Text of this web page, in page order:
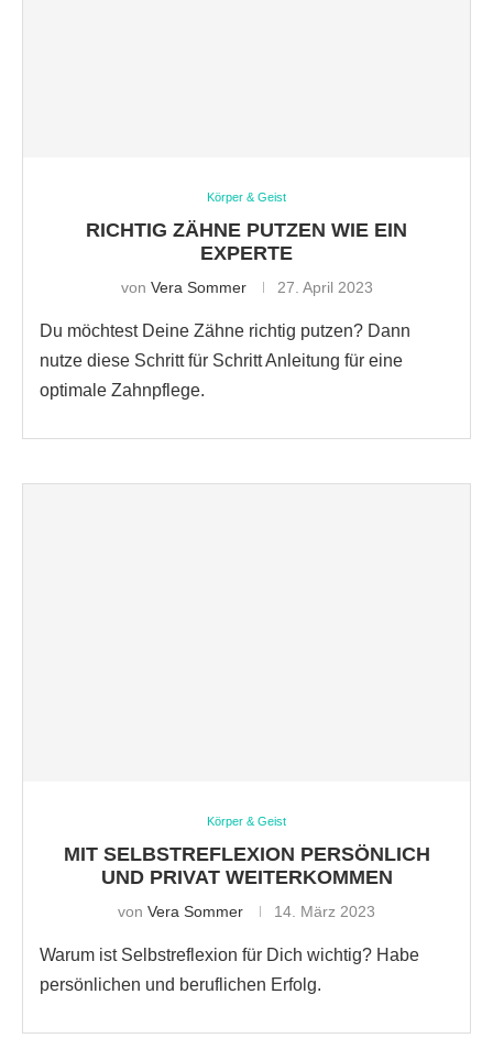
Körper & Geist
RICHTIG ZÄHNE PUTZEN WIE EIN
EXPERTE
von Vera Sommer 27. April 2023
Du möchtest Deine Zähne richtig putzen? Dann
nutze diese Schritt für Schritt Anleitung für eine
optimale Zahnpflege.
Körper & Geist
MIT SELBSTREFLEXION PERSÖNLICH
UND PRIVAT WEITERKOMMEN
von Vera Sommer 14. März 2023
Warum ist Selbstreflexion für Dich wichtig? Habe
persönlichen und beruflichen Erfolg.